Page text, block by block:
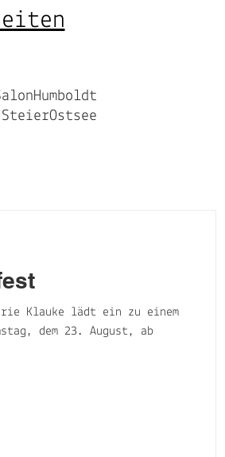
Humboldt
Ostsee
Klauke lädt ein zu einem
dem 23. August, ab